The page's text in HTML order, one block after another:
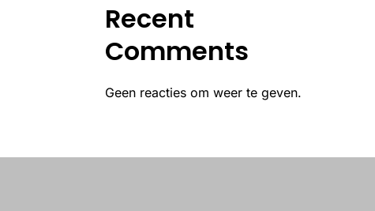
Recent
Comments
Geen reacties om weer te geven.